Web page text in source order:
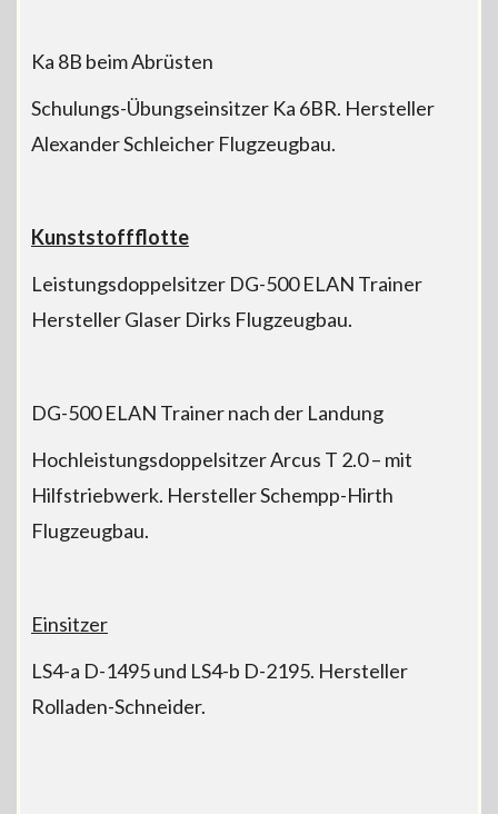
Ka 8B beim Abrüsten
Schulungs-Übungseinsitzer Ka 6BR. Hersteller
Alexander Schleicher Flugzeugbau.
Kunststoffflotte
Leistungsdoppelsitzer DG-500 ELAN Trainer
Hersteller Glaser Dirks Flugzeugbau.
DG-500 ELAN Trainer nach der Landung
Hochleistungsdoppelsitzer Arcus T 2.0 – mit
Hilfstriebwerk. Hersteller Schempp-Hirth
Flugzeugbau.
Einsitzer
LS4-a D-1495 und LS4-b D-2195. Hersteller
Rolladen-Schneider.